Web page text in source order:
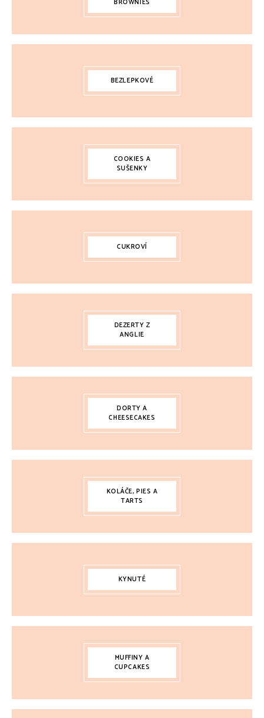
BROWNIES
BEZLEPKOVÉ
COOKIES A
SUŠENKY
CUKROVÍ
DEZERTY Z
ANGLIE
DORTY A
CHEESECAKES
KOLÁČE, PIES A
TARTS
KYNUTÉ
MUFFINY A
CUPCAKES